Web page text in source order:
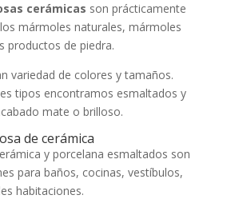
cerámicas son prácticamente
mármoles naturales, mármoles
productos de piedra.
variedad de colores y tamaños.
tipos encontramos esmaltados y
mate o brilloso.
de cerámica
y porcelana esmaltados son
para baños, cocinas, vestíbulos,
habitaciones.